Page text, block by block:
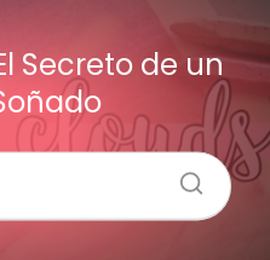
Secreto de un